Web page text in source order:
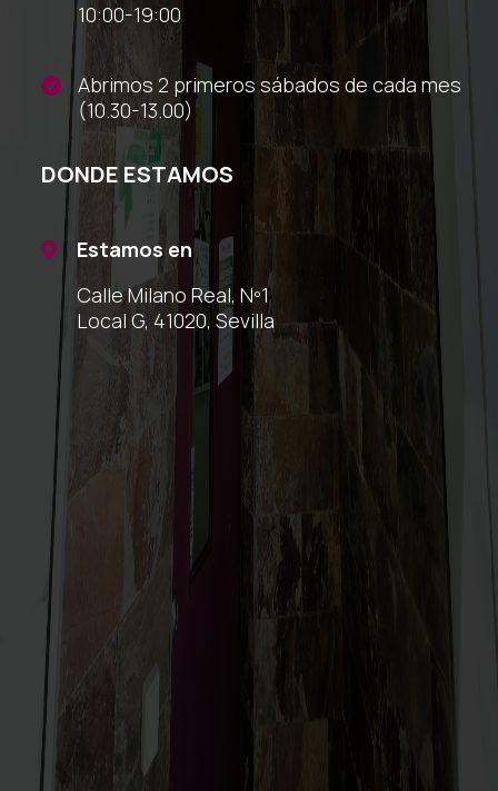
10:00-19:00

Abrimos 2 primeros sábados de cada mes
(10.30-13.00)
DONDE ESTAMOS

Estamos en
Calle Milano Real, Nº1
Local G, 41020, Sevilla